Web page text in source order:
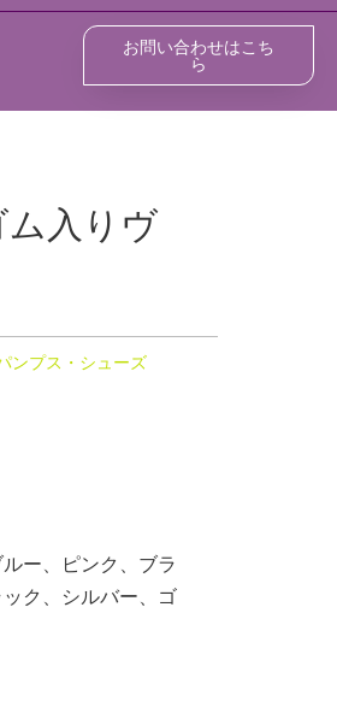
お問い合わせはこち
ら
入りヴ
ンプス・シューズ
ー、ピンク、ブラ
ク、シルバー、ゴ